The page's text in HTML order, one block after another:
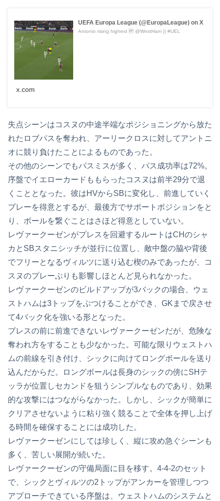
UEFA Europa League (@EuropaLeague) on X
Antonio rising highest 🆙 @WestHam || #UEL
x.com
失点シーンはコスヌの中途半端なポジショニングから放た
れたロブパスを奪われ、アーリークロスに対してアントニ
オに競り負けたことによるものであった。
その他のシーンでもパスミスが多く、パス成功率は72%。
序盤でイエローカードももらったコスヌは前半29分で退
くこととなった。彼はHVからSBに変化し、前進していく
プレーを得意とするが、最後方でサポートポジションをと
り、ボールを繋ぐことはさほど得意としていない。
レヴァークーゼンがプレスを回避するルートはCHのシャ
カとSBスタニシッチが並行に位置し、敵中盤の脇や背後
でフリーとなるヴィルツに送り込む楔のみであったが、コ
スヌのプレーぶりも影響しほとんど見られなかった。
レヴァークーゼンのビルドアップが3バックの場合、ウェ
ストハムは3トップをぶつけることができ、GKまで戻させ
て4バック化を強いる形となった。
プレスの前に前進できないレヴァークーゼンだが、危険な
奪われ方をすることも少なかった。可能な限りウェストハ
ムの前線を引き付け、シックに向けてロングボールを送り
込んだからだ。ロングボールは長身のシックの傍にSHテ
ッラが位置しセカンドを狙うシンプルなものであり、効果
的な攻撃にはつながらなかった。しかし、シックが簡単に
クリアさせないように粘り強く競ることで全体を押し上げ
る時間を確保することには成功した。
レヴァークーゼンにしては珍しく、縦に攻め急ぐシーンも
多く、苦しい展開が続いた。
レヴァークーゼンの守備局面に目を移す。4-4-2のセット
で、シックとヴィルツの2トップがアンカーを管理しつつ
アプローチできている序盤は、ウェストハムのシステムと